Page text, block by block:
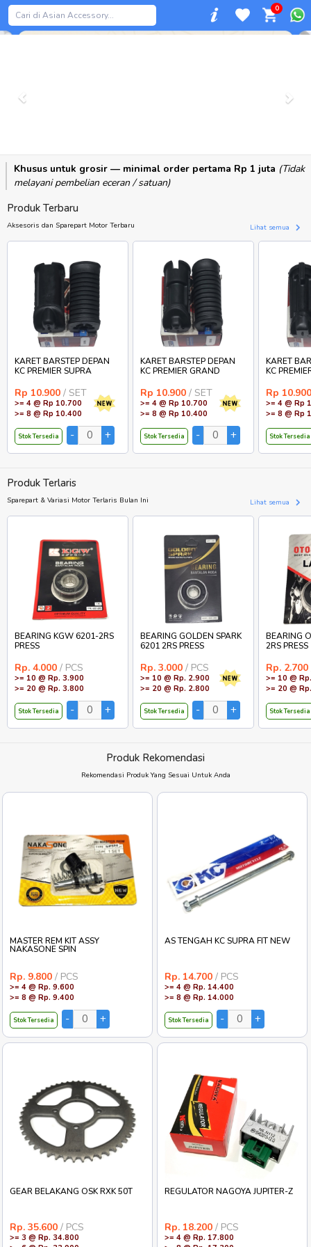
0
Previous
Khusus untuk grosir — minimal order pertama Rp 1 juta (Tidak
melayani pembelian eceran / satuan)
Produk Terbaru
Aksesoris dan Sparepart Motor Terbaru Lihat semua
KARET BARSTEP DEPAN
KC PREMIER SUPRA
Rp 10.900 / SET
>= 4 @ Rp 10.700
>= 8 @ Rp 10.400
Stok Tersedia
KARET BARSTEP DEPAN
KC PREMIER GRAND
Rp 10.900 / SET
>= 4 @ Rp 10.700
>= 8 @ Rp 10.400
Stok Tersedia
KARET
KC
Rp 10.900
>= 4 @ Rp
>= 8 @ Rp
Stok Tersedia
Produk Terlaris
Sparepart & Variasi Motor Terlaris Bulan Ini Lihat semua
BEARING KGW 6201-2RS
PRESS
Rp. 4.000 / PCS
>= 10 @ Rp. 3.900
>= 20 @ Rp. 3.800
Stok Tersedia
BEARING GOLDEN SPARK
6201 2RS PRESS
Rp. 3.000 / PCS
>= 10 @ Rp. 2.900
>= 20 @ Rp. 2.800
Stok Tersedia
BEARING
2RS PRESS
Rp. 2.700
>= 10 @
>= 20 @
Stok Tersedia
Produk Rekomendasi
Rekomendasi Produk Yang Sesuai Untuk Anda
MASTER REM KIT ASSY
NAKASONE SPIN
Rp. 9.800 / PCS
>= 4 @ Rp. 9.600
>= 8 @ Rp. 9.400
Stok Tersedia
AS TENGAH KC SUPRA FIT NEW
Rp. 14.700 / PCS
>= 4 @ Rp. 14.400
>= 8 @ Rp. 14.000
Stok Tersedia
GEAR BELAKANG OSK RXK 50T
Rp. 35.600 / PCS
>= 3 @ Rp. 34.800
REGULATOR NAGOYA JUPITER-Z
Rp. 18.200 / PCS
>= 4 @ Rp. 17.800